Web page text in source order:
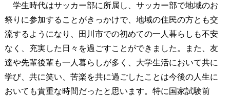
学生時代はサッカー部に所属し、サッカー部で地域のお
祭りに参加することがきっかけで、地域の住民の方とも交
流するようになり、田川市での初めての一人暮らしも不安
なく、充実した日々を過ごすことができました。また、友
達や先輩後輩も一人暮らしが多く、大学生活において共に
学び、共に笑い、苦楽を共に過ごしたことは今後の人生に
おいても貴重な時間だったと思います。特に国家試験前